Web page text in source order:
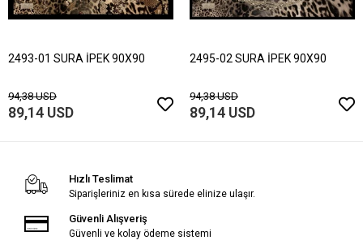
2493-01 SURA İPEK 90X90
94,38 USD
89,14 USD
2495-02 SURA İPEK 90X90
94,38 USD
89,14 USD
Hızlı Teslimat
Siparişleriniz en kısa sürede elinize ulaşır.
Güvenli Alışveriş
Güvenli ve kolay ödeme sistemi